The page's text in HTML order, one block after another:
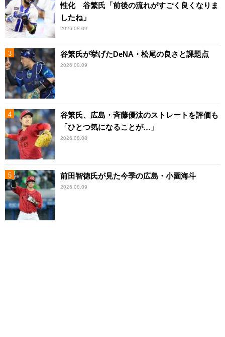
性化 谷繁氏「前後の流れがすごく良くなりま
したね」
2026.08.09
谷繁氏が挙げたDeNA・松尾の良さと課題点
2026.08.09
谷繁氏、広島・斉藤優汰のストレートを評価も
「ひとつ気になることが…」
2026.08.08
前田智徳氏が見た今季の広島・小園海斗
2026.08.09